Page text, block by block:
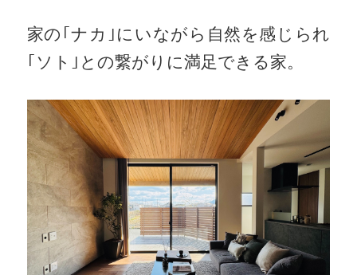
家の｢ナカ｣にいながら自然を感じられ
｢ソト｣との繋がりに満足できる家。